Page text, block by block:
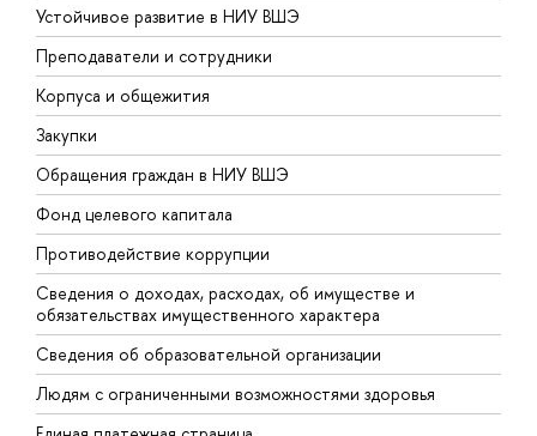
Устойчивое развитие в НИУ ВШЭ
Преподаватели и сотрудники
Корпуса и общежития
Закупки
Обращения граждан в НИУ ВШЭ
Фонд целевого капитала
Противодействие коррупции
Сведения о доходах, расходах, об имуществе и
обязательствах имущественного характера
Сведения об образовательной организации
Людям с ограниченными возможностями здоровья